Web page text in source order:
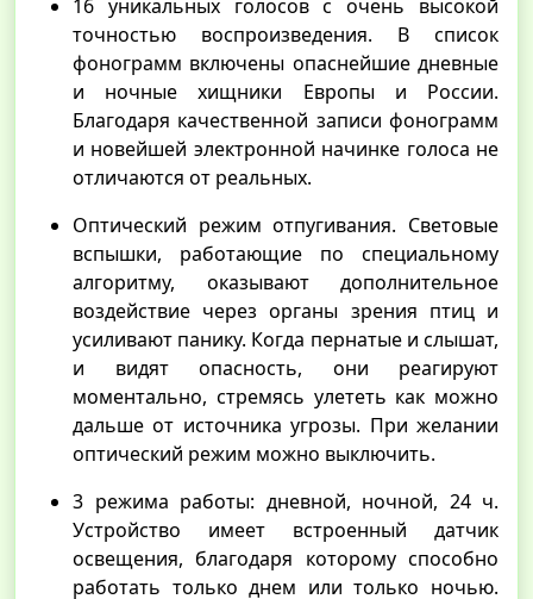
16 уникальных голосов с очень высокой
точностью воспроизведения. В список
фонограмм включены опаснейшие дневные
и ночные хищники Европы и России.
Благодаря качественной записи фонограмм
и новейшей электронной начинке голоса не
отличаются от реальных.
Оптический режим отпугивания. Световые
вспышки, работающие по специальному
алгоритму, оказывают дополнительное
воздействие через органы зрения птиц и
усиливают панику. Когда пернатые и слышат,
и видят опасность, они реагируют
моментально, стремясь улететь как можно
дальше от источника угрозы. При желании
оптический режим можно выключить.
3 режима работы: дневной, ночной, 24 ч.
Устройство имеет встроенный датчик
освещения, благодаря которому способно
работать только днем или только ночью.